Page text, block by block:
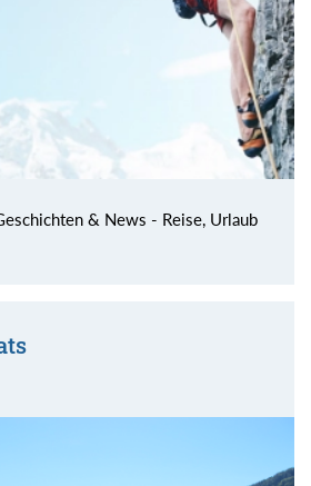
& News - Reise, Urlaub